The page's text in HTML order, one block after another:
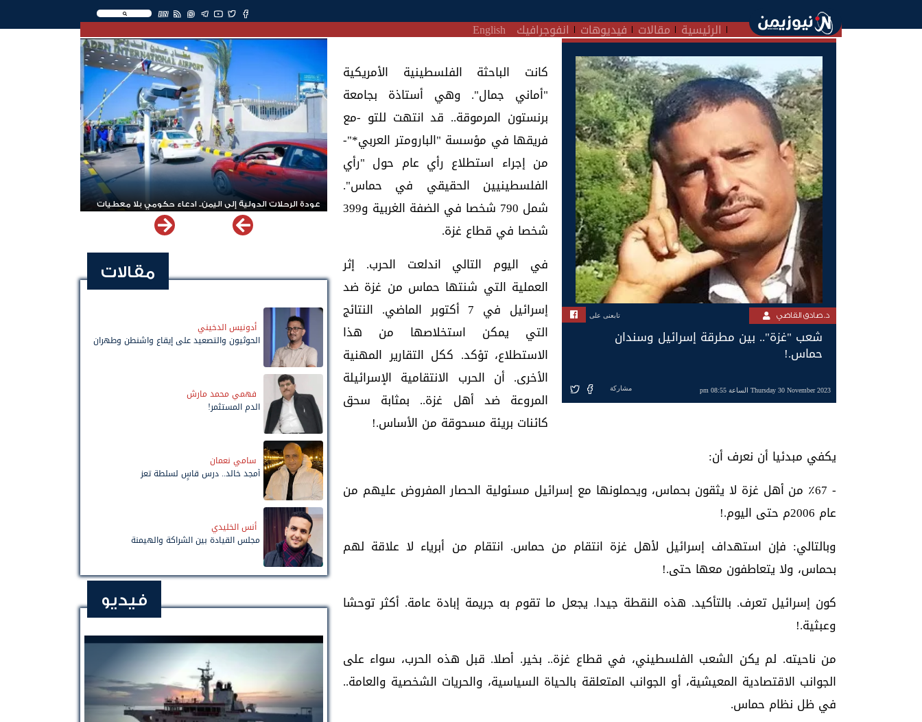
EN
الرئيسية مقالات فيديوهات انفوجرافيك English
د. صادق القاضي تابعنى على
شعب "غزة".. بين مطرقة إسرائيل وسندان
حماس.!
Thursday 30 November 2023 الساعة 08:55 pm مشاركة
كانت الباحثة الفلسطينية الأمريكية
"أماني جمال". وهي أستاذة بجامعة
برنستون المرموقة.. قد انتهت للتو -مع
فريقها في مؤسسة "البارومتر العربي*"-
من إجراء استطلاع رأي عام حول "رأي
الفلسطينيين الحقيقي في حماس".
شمل 790 شخصا في الضفة الغربية و399
شخصا في قطاع غزة.
في اليوم التالي اندلعت الحرب. إثر
العملية التي شنتها حماس من غزة ضد
إسرائيل في 7 أكتوبر الماضي. النتائج
التي يمكن استخلاصها من هذا
الاستطلاع، تؤكد. ككل التقارير المهنية
الأخرى. أن الحرب الانتقامية الإسرائيلة
المروعة ضد أهل غزة.. بمثابة سحق
كائنات بريئة مسحوقة من الأساس.!
يكفي مبدئيا أن نعرف أن:
- ٪67 من أهل غزة لا يثقون بحماس، ويحملونها مع إسرائيل مسئولية الحصار المفروض عليهم من
عام 2006م حتى اليوم.!
وبالتالي: فإن استهداف إسرائيل لأهل غزة انتقام من حماس. انتقام من أبرياء لا علاقة لهم
بحماس، ولا يتعاطفون معها حتى.!
كون إسرائيل تعرف. بالتأكيد. هذه النقطة جيدا. يجعل ما تقوم به جريمة إبادة عامة. أكثر توحشا
وعبثية.!
من ناحيته. لم يكن الشعب الفلسطيني، في قطاع غزة.. بخير. أصلا. قبل هذه الحرب، سواء على
الجوانب الاقتصادية المعيشية، أو الجوانب المتعلقة بالحياة السياسية، والحريات الشخصية والعامة..
في ظل نظام حماس.
عودة الرحلات الدولية إلى اليمن.. ادعاء حكومي بلا معطيات
مقالات
أدونيس الدخيني
الحوثيون والتصعيد على إيقاع واشنطن وطهران
فهمي محمد مارش
الدم المستثمر!
سامي نعمان
أمجد خالد.. درس قاسٍ لسلطة تعز
أنس الخليدي
مجلس القيادة بين الشراكة والهيمنة
فيديو